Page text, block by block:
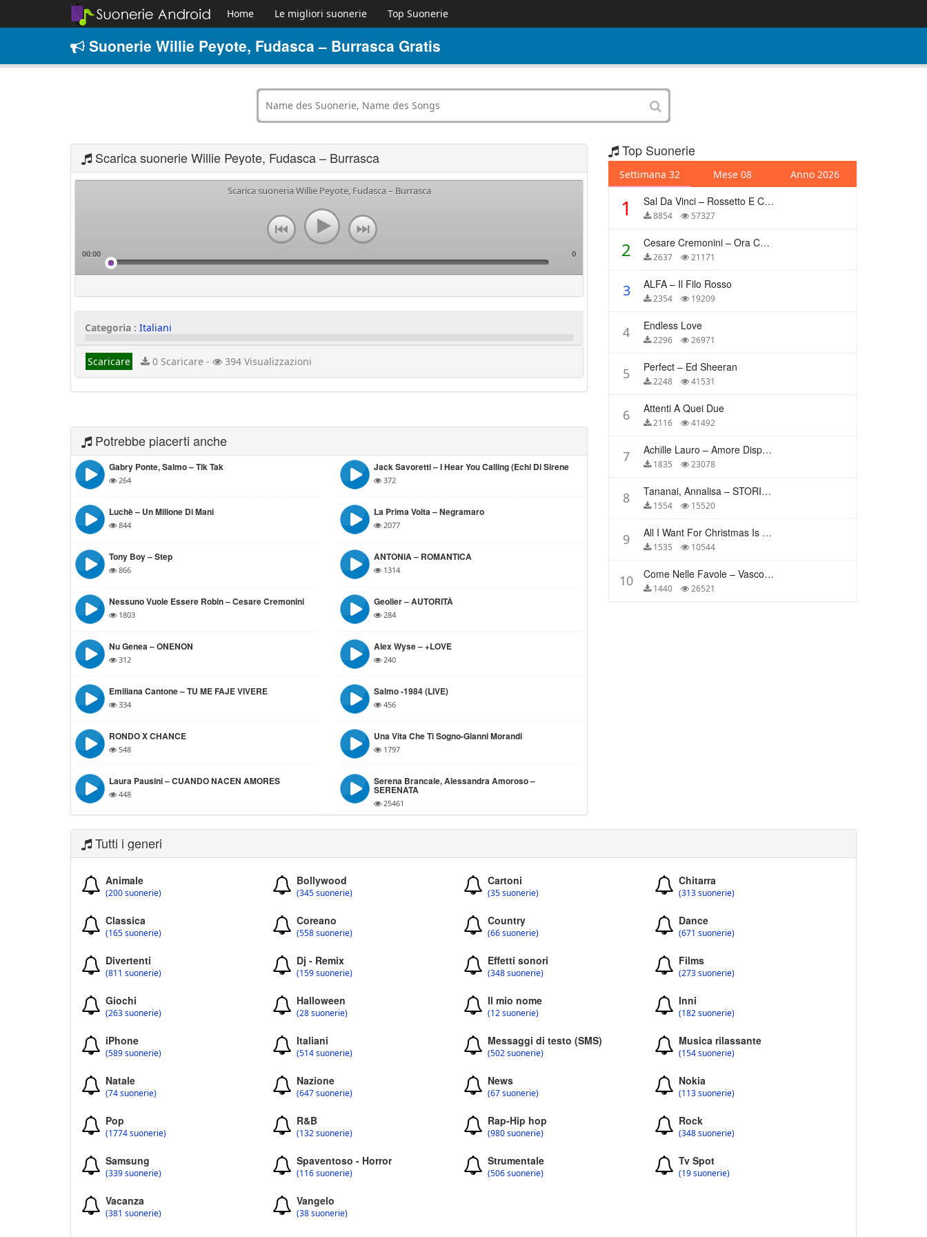
Home Le migliori suonerie Top Suonerie
Suonerie Willie Peyote, Fudasca – Burrasca Gratis
Scarica suonerie Willie Peyote, Fudasca – Burrasca
Scarica suoneria Willie Peyote, Fudasca – Burrasca
00:00 0
Categoria : Italiani
Scaricare 0 Scaricare - 394 Visualizzazioni
Potrebbe piacerti anche
Gabry Ponte, Salmo – Tik Tak
264
Jack Savoretti – I Hear You Calling (Echi Di Sirene
372
Luchè – Un Milione Di Mani
844
La Prima Volta – Negramaro
2077
Tony Boy – Step
866
ANTONIA – ROMANTICA
1314
Nessuno Vuole Essere Robin – Cesare Cremonini
1803
Geolier – AUTORITÀ
284
Nu Genea – ONENON
312
Alex Wyse – +LOVE
240
Emiliana Cantone – TU ME FAJE VIVERE
334
Salmo -1984 (LIVE)
456
RONDO X CHANCE
548
Una Vita Che Ti Sogno-Gianni Morandi
1797
Laura Pausini – CUANDO NACEN AMORES
448
Serena Brancale, Alessandra Amoroso –
SERENATA
25461
Top Suonerie
Settimana 32 Mese 08 Anno 2026
1 Sal Da Vinci – Rossetto E Caffè
8854 57327
2 Cesare Cremonini – Ora Che Non Ho Più Te
2637 21171
3 ALFA – Il Filo Rosso
2354 19209
4 Endless Love
2296 26971
5 Perfect – Ed Sheeran
2248 41531
6 Attenti A Quei Due
2116 41492
7 Achille Lauro – Amore Disperato
1835 23078
8 Tananai, Annalisa – STORIE BREVI
1554 15520
9 All I Want For Christmas Is You – Mariah Carey
1535 10544
10 Come Nelle Favole – Vasco Rossi
1440 26521
Tutti i generi
Animale
(200 suonerie)
Bollywood
(345 suonerie)
Cartoni
(35 suonerie)
Chitarra
(313 suonerie)
Classica
(165 suonerie)
Coreano
(558 suonerie)
Country
(66 suonerie)
Dance
(671 suonerie)
Divertenti
(811 suonerie)
Dj - Remix
(159 suonerie)
Effetti sonori
(348 suonerie)
Films
(273 suonerie)
Giochi
(263 suonerie)
Halloween
(28 suonerie)
Il mio nome
(12 suonerie)
Inni
(182 suonerie)
iPhone
(589 suonerie)
Italiani
(514 suonerie)
Messaggi di testo (SMS)
(502 suonerie)
Musica rilassante
(154 suonerie)
Natale
(74 suonerie)
Nazione
(647 suonerie)
News
(67 suonerie)
Nokia
(113 suonerie)
Pop
(1774 suonerie)
R&B
(132 suonerie)
Rap-Hip hop
(980 suonerie)
Rock
(348 suonerie)
Samsung
(339 suonerie)
Spaventoso - Horror
(116 suonerie)
Strumentale
(506 suonerie)
Tv Spot
(19 suonerie)
Vacanza
(381 suonerie)
Vangelo
(38 suonerie)